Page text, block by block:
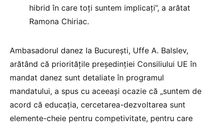
hibrid în care toți suntem implicați”, a arătat
Ramona Chiriac.
Ambasadorul danez la București, Uffe A. Balslev,
arătând că prioritățile președinției Consiliului UE în
mandat danez sunt detaliate în programul
mandatului, a spus cu aceeași ocazie că „suntem de
acord că educația, cercetarea-dezvoltarea sunt
elemente-cheie pentru competivitate, pentru care